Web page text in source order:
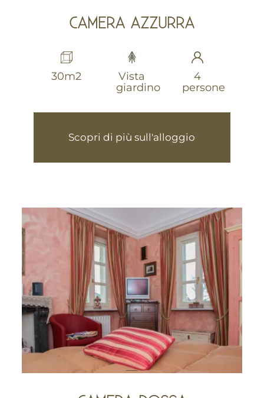
CAMERA AZZURRA
30m2
Vista
giardino
4
persone
Scopri di più sull'alloggio